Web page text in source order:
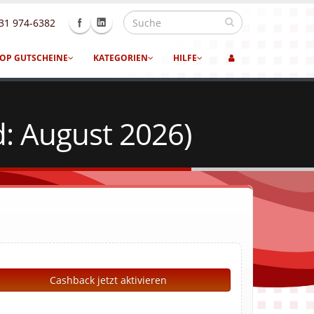
974-6382
GUTSCHEINE KATEGORIEN HILFE
August 2026)
Cashback jetzt aktivieren